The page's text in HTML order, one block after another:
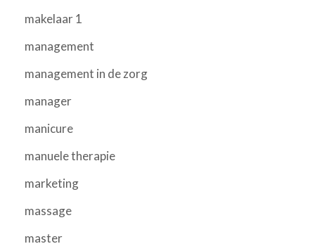
makelaar 1
management
management in de zorg
manager
manicure
manuele therapie
marketing
massage
master